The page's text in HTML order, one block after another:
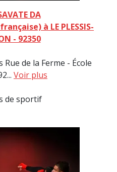
DA
à LE PLESSIS-
- 92350
Rue de la Ferme - École
Voir plus
de sportif